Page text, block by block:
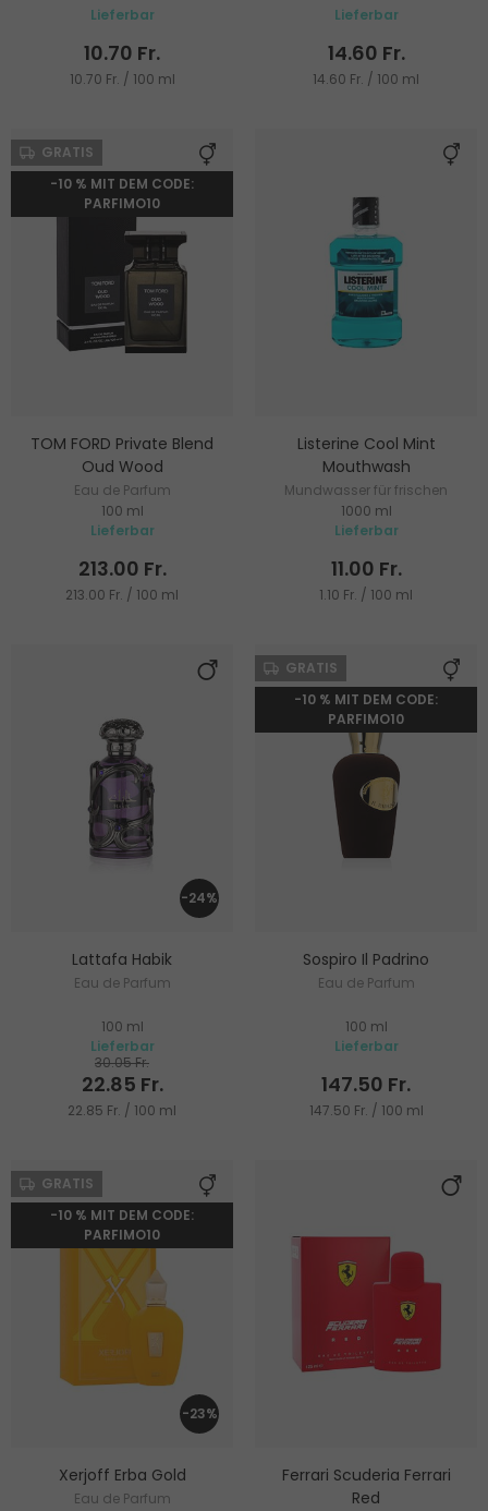
Lieferbar
10.70 Fr.
10.70 Fr. / 100 ml
Lieferbar
14.60 Fr.
14.60 Fr. / 100 ml
GRATIS
-10 % MIT DEM CODE:
PARFIMO10
TOM FORD Private Blend
Oud Wood
Eau de Parfum
100 ml
Lieferbar
213.00 Fr.
213.00 Fr. / 100 ml
Listerine Cool Mint
Mouthwash
Mundwasser für frischen
Atem
1000 ml
Lieferbar
11.00 Fr.
1.10 Fr. / 100 ml
-24%
Lattafa Habik
Eau de Parfum
100 ml
Lieferbar
30.05 Fr.
22.85 Fr.
22.85 Fr. / 100 ml
GRATIS
-10 % MIT DEM CODE:
PARFIMO10
Sospiro Il Padrino
Eau de Parfum
100 ml
Lieferbar
147.50 Fr.
147.50 Fr. / 100 ml
GRATIS
-10 % MIT DEM CODE:
PARFIMO10
-23%
Xerjoff Erba Gold
Eau de Parfum
Ferrari Scuderia Ferrari
Red